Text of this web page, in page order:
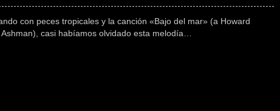
con peces tropicales y la canción «Bajo del mar» (a Howard
casi habíamos olvidado esta melodía…